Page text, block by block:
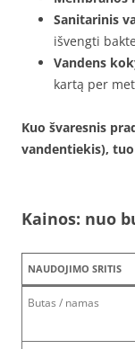
Sanitarinis
išvengti
Vandens
kartą per
Kuo švaresnis
vandentiekis),
Kainos: nuo
NAUDOJIMO SRITIS
Butas / namas